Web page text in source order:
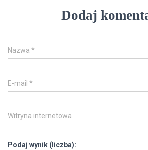
Dodaj
Nazwa *
E-mail *
Witryna internetowa
Podaj wynik (liczba):